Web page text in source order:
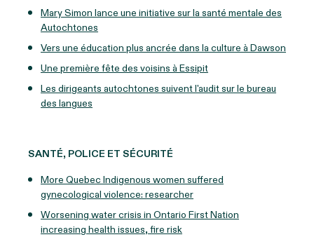
Mary Simon lance une initiative sur la santé mentale des
Autochtones
Vers une éducation plus ancrée dans la culture à Dawson
Une première fête des voisins à Essipit
Les dirigeants autochtones suivent l'audit sur le bureau
des langues
SANTÉ, POLICE ET SÉCURITÉ
More Quebec Indigenous women suffered
gynecological violence: researcher
Worsening water crisis in Ontario First Nation
increasing health issues, fire risk